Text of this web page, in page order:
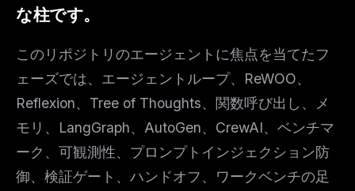
な柱です。
このリポジトリのエージェントに焦点を当てたフ
ェーズでは、エージェントループ、ReWOO、
Reflexion、Tree of Thoughts、関数呼び出し、メ
モリ、LangGraph、AutoGen、CrewAI、ベンチマ
ーク、可観測性、プロンプトインジェクション防
御、検証ゲート、ハンドオフ、ワークベンチの足